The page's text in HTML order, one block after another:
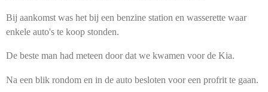
Bij aankomst was het bij een benzine station en wasserette waar
enkele auto's te koop stonden.
De beste man had meteen door dat we kwamen voor de Kia.
Na een blik rondom en in de auto besloten voor een profrit te gaan.